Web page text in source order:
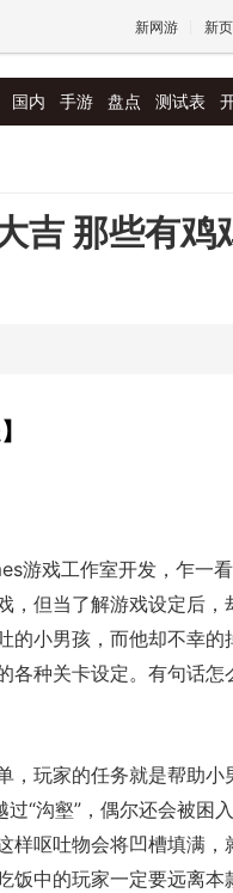
新网游 新
国内 手游 盘点 测试表
吉 那些有鸡
游戏工作室开发，乍一
，但当了解游戏设定后
的小男孩，而他却不幸
各种关卡设定。有句话
，玩家的任务就是帮助
“沟壑”，偶尔还会被困
样呕吐物会将凹槽填满
饭中的玩家一定要远离本